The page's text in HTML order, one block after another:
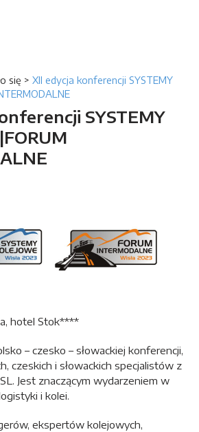
się > XII edycja konferencji SYSTEMY
SYSTEMY
hotel Stok****
– czesko – słowackiej konferencji,
czeskich i słowackich specjalistów z
Jest znaczącym wydarzeniem w
i kolei.
ekspertów kolejowych,